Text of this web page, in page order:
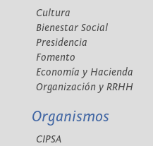
Cultura
Bienestar Social
Presidencia
Fomento
Economía y Hacienda
Organización y RRHH
Organismos
CIPSA